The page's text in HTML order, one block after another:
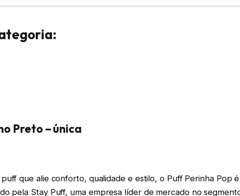
Preto – única
que alie conforto, qualidade e estilo, o Puff Perinha Pop é
pela Stay Puff, uma empresa líder de mercado no